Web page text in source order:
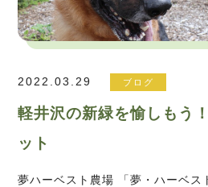
2022.03.29 ブログ
軽井沢の新緑を愉しもう
ット
夢ハーベスト農場 「夢・ハーベス